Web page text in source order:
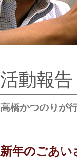
活動報告
高橋かつのりが
新年のごあい